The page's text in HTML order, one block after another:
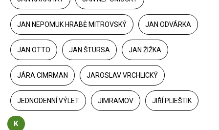
JAN NEPOMUK HRABĚ MITROVSKÝ JAN ODVÁRKA
JAN OTTO JAN ŠTURSA JAN ŽIŽKA
JÁRA CIMRMAN JAROSLAV VRCHLICKÝ
JEDNODENNÍ VÝLET JIMRAMOV JIŘÍ PLIEŠTIK
K